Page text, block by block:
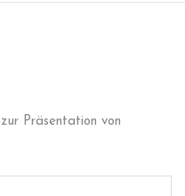
Präsentation von